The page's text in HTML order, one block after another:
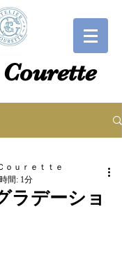
ラデーショ
ｕｒｅｔｔｅ
間: 1分